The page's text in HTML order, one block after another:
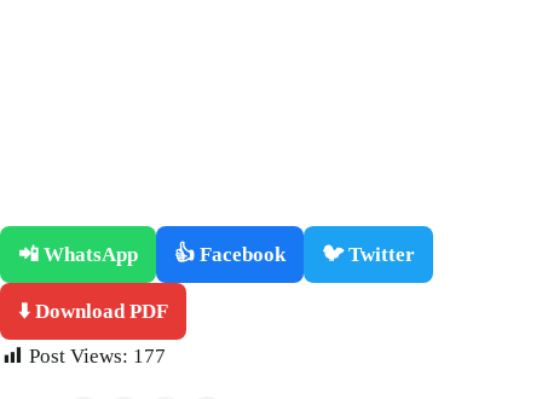
📲 WhatsApp 👍 Facebook 🐦 Twitter
⬇️ Download PDF
Post Views: 177